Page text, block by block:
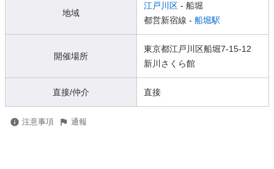
地域
江戸川区 - 船堀
都営新宿線 - 船堀駅
開催場所
東京都江戸川区船堀7-15-12
新川さくら館
直接/仲介 直接
注意事項 通報